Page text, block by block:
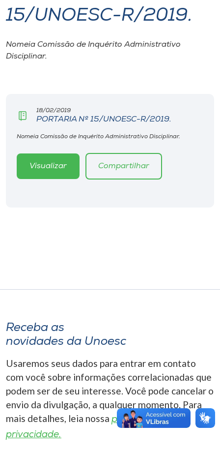
I.nova
Diplomados
CPA
Biblioteca
Editora
o idioma
A+
A-
15/UNOESC-R/2019.
Nomeia Comissão de Inquérito Administrativo
Disciplinar.
18/02/2019
PORTARIA Nº 15/UNOESC-R/2019.
Nomeia Comissão de Inquérito Administrativo Disciplinar.
Visualizar Compartilhar
Receba as
novidades da Unoesc
Usaremos seus dados para entrar em contato
com você sobre informações correlacionadas que
podem ser de seu interesse. Você pode cancelar o
envio da divulgação, a qualquer momento. Para
mais detalhes, leia nossa política de
privacidade.